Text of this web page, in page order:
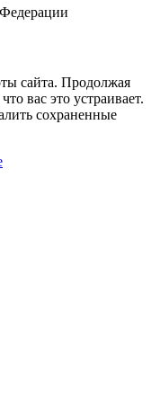
сайта. Продолжая
вас это устраивает.
сохраненные